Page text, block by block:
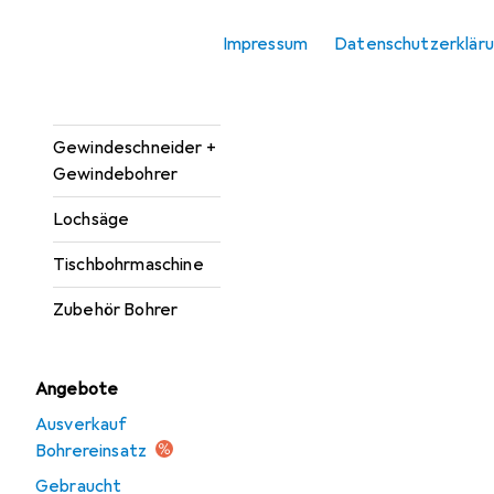
Impressum
Gewindeschneider +
Gewindebohrer
Lochsäge
Tischbohrmaschine
Zubehör Bohrer
Angebote
Ausverkauf
Bohrereinsatz
Gebraucht